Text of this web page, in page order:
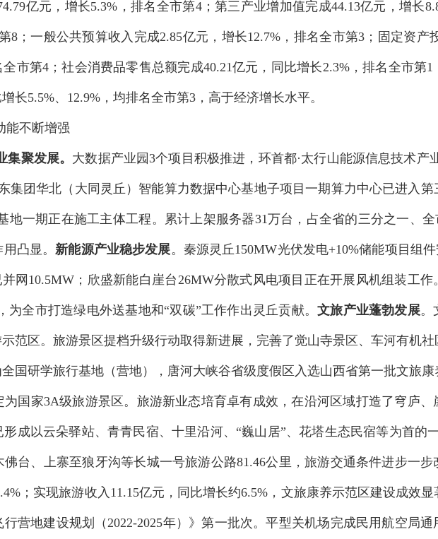
亿元， 增长5.3% ， 排名全市第4； 第三产业增加值完成44.13亿元，增长
8； 一般公共预算收入完成2.85亿元，增长12.7% ， 排名全市第3 ； 固定资产
全市第4 ；社会消费品零售总额完成40.21亿元，同比增长2.3%，排名全市第1
长5.5%、 12.9% ， 均排名全市第3 ， 高于经济增长水平。
能不断增强
集聚发展。 大数据产业园3个项目积极推进，环首都·太行山能源信息技术产
集团华北（大同灵丘）智能算力数据中心基地子项目一期算力中心已进入第
地一期正在施工主体工程。累计上架服务器31万台，占全省的三分之一、全
用凸显。新能源产业稳步发展。秦源灵丘150MW光伏发电+10%储能项目组
网 10.5MW ；欣盛新能白崖台26MW分散式风电项目正在开展风机组装工作
为全市打造绿电外送基地和“双碳”工作作出灵丘贡献。文旅产业蓬勃发展。
范区。 旅游景区提档升级行动取得新进展 ，完善了觉山寺景区、车河有机
国研学旅行基地（营地），唐河大峡谷省级度假区入选山西省第一批文旅
为国家3A级旅游景区。旅游新业态培育卓有成效，在沿河区域打造了穹庐、
成以云朵驿站、青青民宿、十里沿河、 “巍山居”、花塔生态民宿等为首的
台、上寨至狼牙沟等长城一号旅游公路81.46公里，旅游交通条件进步一步
；实现旅游收入 11.15亿元，同比增长约6.5% ，文旅康养示范区建设成效显
行营地建设规划（2022-2025年）》第一批次。平型关机场完成民用航空局通